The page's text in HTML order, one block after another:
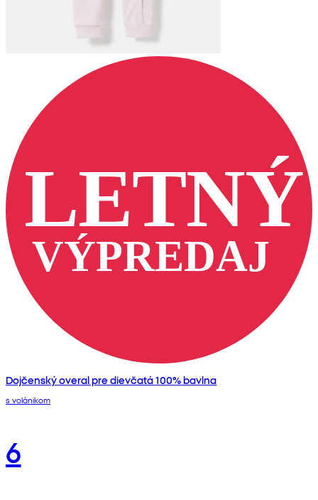
Dojčenský overal pre dievčatá 100% bavlna
s volánikom
6